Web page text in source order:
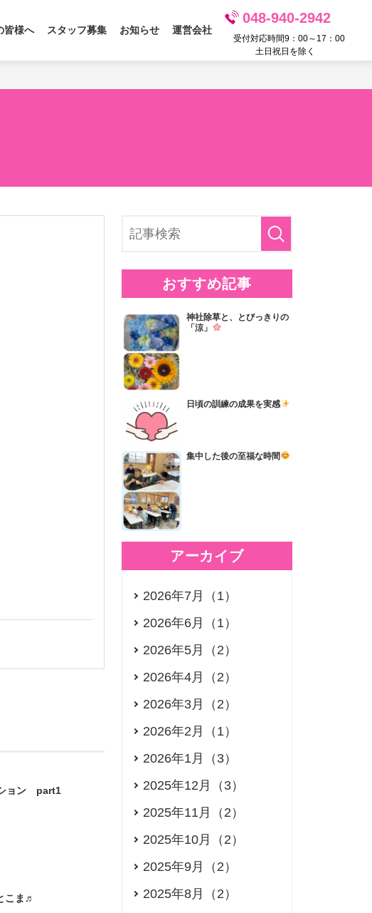
皆様へ スタッフ募集 お知らせ 運営会社
048-940-2942
受付対応時間9：00～17：00
土日祝日を除く
ョン part1
こま♬
おすすめ記事
神社除草と、とびっきりの
「涼」
日頃の訓練の成果を実感
集中した後の至福な時間
アーカイブ
2026年7月（1）
2026年6月（1）
2026年5月（2）
2026年4月（2）
2026年3月（2）
2026年2月（1）
2026年1月（3）
2025年12月（3）
2025年11月（2）
2025年10月（2）
2025年9月（2）
2025年8月（2）